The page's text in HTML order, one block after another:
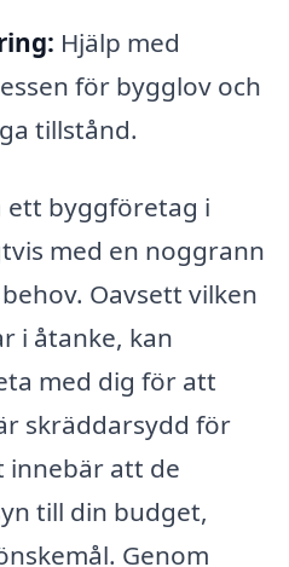
Hjälp med
för bygglov och
tillstånd.
ett byggföretag i
med en noggrann
Oavsett vilken
i åtanke, kan
med dig för att
skräddarsydd för
innebär att de
till din budget,
Genom